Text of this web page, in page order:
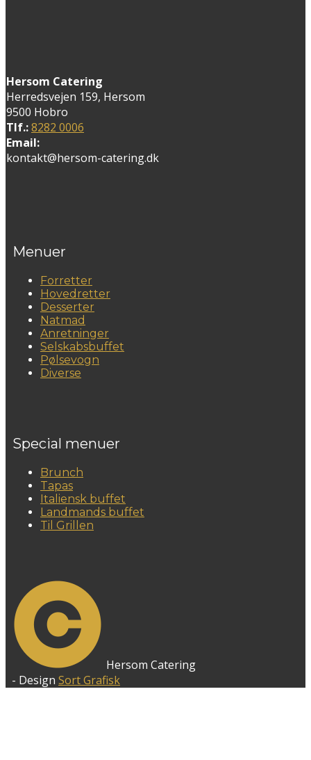
Hersom Catering
Herredsvejen 159, Hersom
9500 Hobro
Tlf.:8282 0006
Email:
kontakt@hersom-catering.dk
Menuer
Forretter
Hovedretter
Desserter
Natmad
Anretninger
Selskabsbuffet
Pølsevogn
Diverse
Special menuer
Brunch
Tapas
Italiensk buffet
Landmands buffet
Til Grillen
Hersom Catering
- Design Sort Grafisk